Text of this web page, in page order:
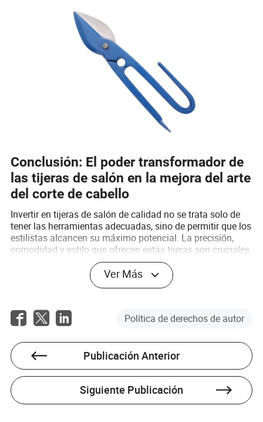
Conclusión: El poder transformador de
las tijeras de salón en la mejora del arte
del corte de cabello
Invertir en tijeras de salón de calidad no se trata solo de
tener las herramientas adecuadas, sino de permitir que los
estilistas alcancen su máximo potencial. La precisión,
comodidad y estilo que ofrecen estas tijeras son cruciales
para elevar el arte de cualquier estilista, fomentar la
creatividad y garantizar la satisfacción del cliente. Cada
corte contribuye a un panorama más amplio, moldeando
palabra.
preguntas comunes sobre tijeras de
salón
P1: ¿Con qué frecuencia se deben afilar las tijeras de
salón?
Ver Más
Política de derechos de autor
Publicación Anterior
Siguiente Publicación